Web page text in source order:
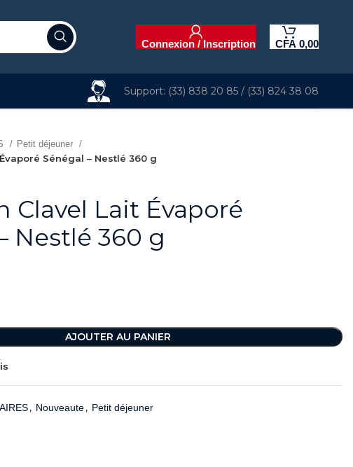
Connexion / Inscription CFA 0,00
Support: (33) 838 20 85 / (33) 824 38 08
Petit déjeuner
Sénégal – Nestlé 360 g
Clavel Lait Évaporé
Nestlé 360 g
AJOUTER AU PANIER
, Nouveaute, Petit déjeuner